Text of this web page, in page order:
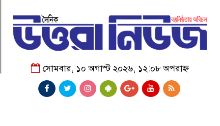
সোমবার, ১০ অগাস্ট ২০২৬, ১২:০৮ অপরাহ্ন